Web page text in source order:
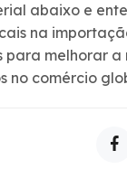
abaixo e
na
para melhorar
no comércio